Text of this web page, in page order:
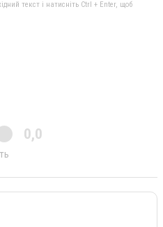
текст і натисніть Ctrl + Enter, щоб
0,0